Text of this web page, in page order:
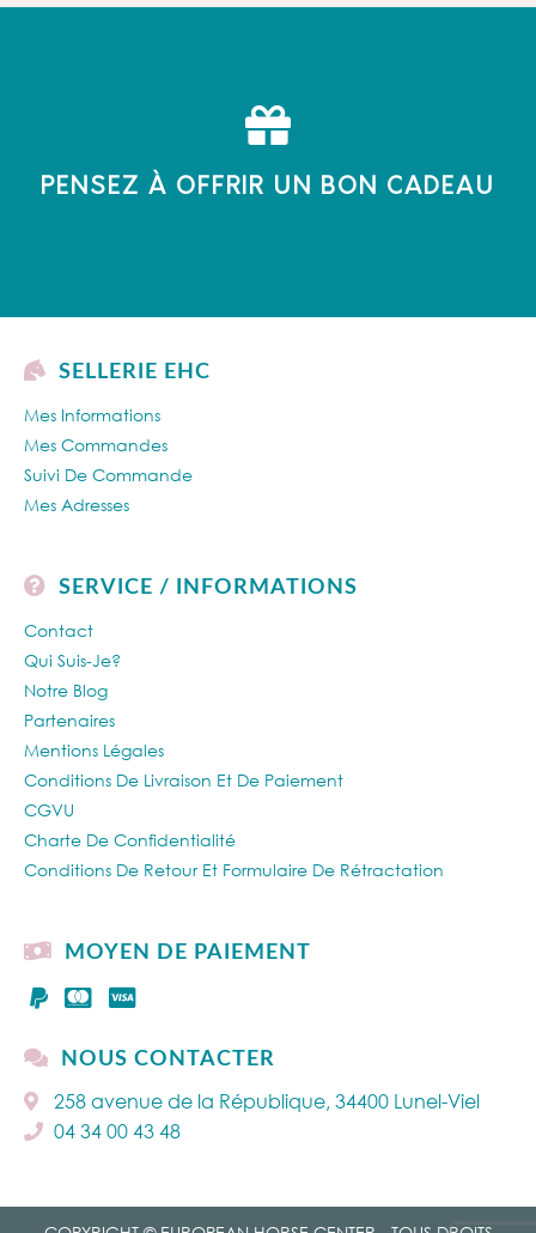
PENSEZ À OFFRIR UN BON CADEAU
SELLERIE EHC
Mes Informations
Mes Commandes
Suivi De Commande
Mes Adresses
SERVICE / INFORMATIONS
Contact
Qui Suis-Je?
Notre Blog
Partenaires
Mentions Légales
Conditions De Livraison Et De Paiement
CGVU
Charte De Confidentialité
Conditions De Retour Et Formulaire De Rétractation
MOYEN DE PAIEMENT
NOUS CONTACTER
258 avenue de la République, 34400 Lunel-Viel
04 34 00 43 48